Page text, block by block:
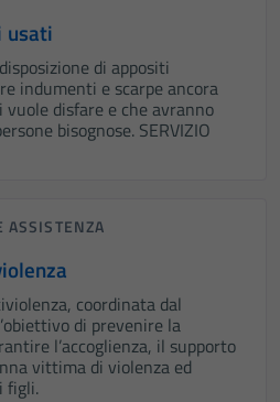
usati
di appositi
indumenti e scarpe ancora
disfare e che avranno
bisognose. SERVIZIO
ASSISTENZA
coordinata dal
di prevenire la
l’accoglienza, il supporto
vittima di violenza ed
figli.